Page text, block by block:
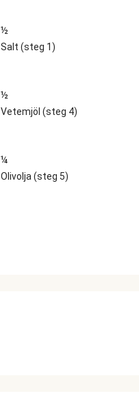
½
Salt (steg 1)
½
Vetemjöl (steg 4)
¼
Olivolja (steg 5)